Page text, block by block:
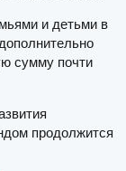
и детьми в
сумму почти
продолжится